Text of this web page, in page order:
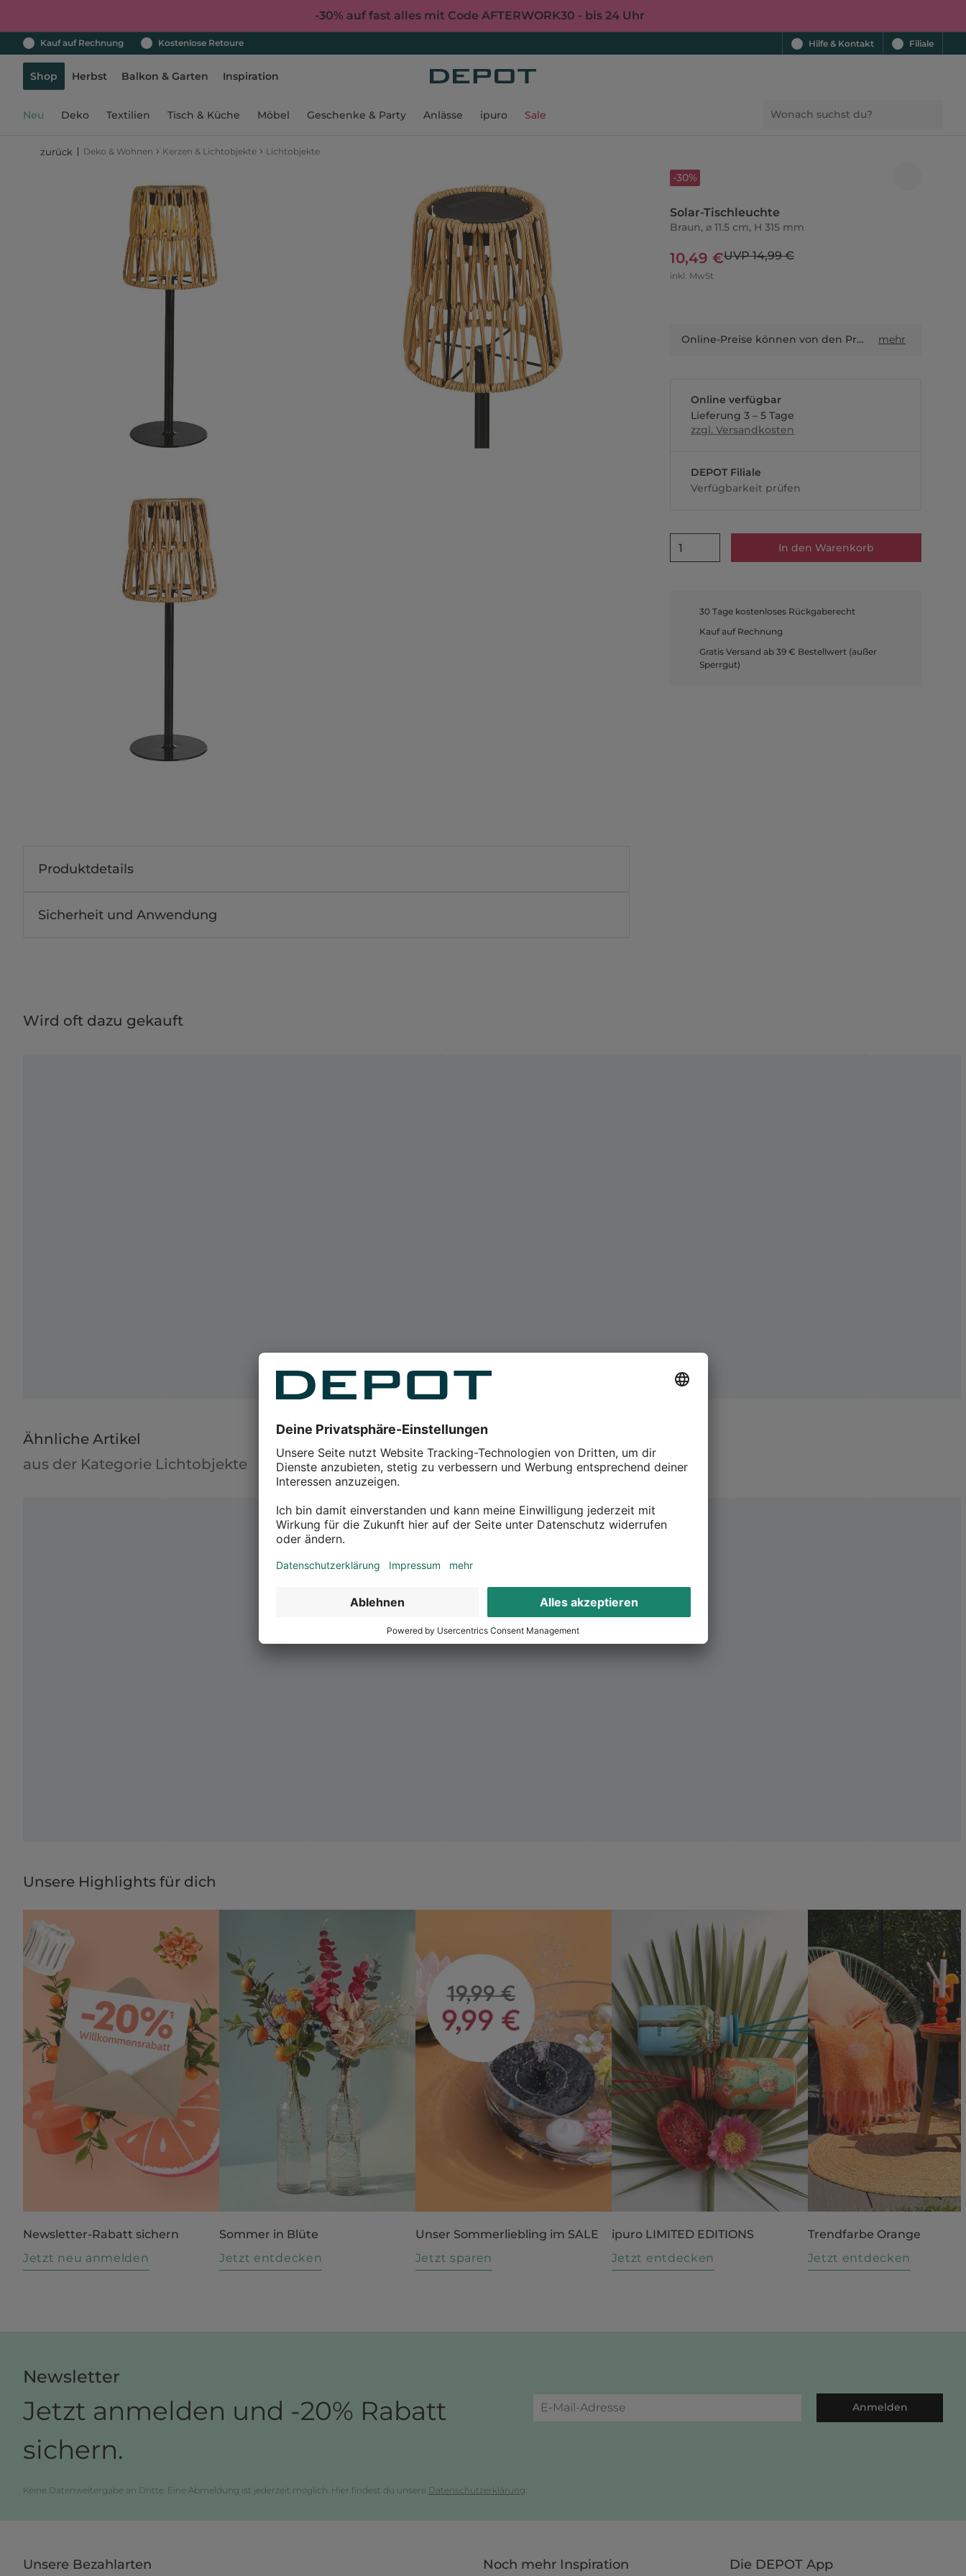
-30% auf fast alles mit Code AFTERWORK30 - bis 24 Uhr
Kauf auf Rechnung Kostenlose Retoure Hilfe & Kontakt Filiale
Shop Herbst Balkon & Garten Inspiration
Neu Deko Textilien Tisch & Küche Möbel Geschenke & Party Anlässe ipuro Sale
zurück Deko & Wohnen › Kerzen & Lichtobjekte › Lichtobjekte
-30%
Solar-Tischleuchte
Braun, ⌀ 11.5 cm, H 315 mm
10,49 €UVP 14,99 €
inkl. MwSt
Online-Preise können von den Preisen in Filialen sowie Shop-in-Shop-Flächen abweichen. mehr
Online verfügbar
Lieferung 3 – 5 Tage
zzgl. Versandkosten
DEPOT Filiale
Verfügbarkeit prüfen
1 In den Warenkorb
30 Tage kostenloses Rückgaberecht
Kauf auf Rechnung
Gratis Versand ab 39 € Bestellwert (außer
Sperrgut)
Produktdetails
Sicherheit und Anwendung
Wird oft dazu gekauft
Ähnliche Artikel
aus der Kategorie Lichtobjekte
Unsere Highlights für dich
Newsletter-Rabatt sichern
Jetzt neu anmelden
Sommer in Blüte
Jetzt entdecken
Unser Sommerliebling im SALE
Jetzt sparen
ipuro LIMITED EDITIONS
Jetzt entdecken
Trendfarbe Orange
Jetzt entdecken
Newsletter
Jetzt anmelden und -20% Rabatt
sichern.
Anmelden
Keine Datenweitergabe an Dritte. Eine Abmeldung ist jederzeit möglich. Hier findest du unsere Datenschutzerklärung.
Unsere Bezahlarten Noch mehr Inspiration Die DEPOT App